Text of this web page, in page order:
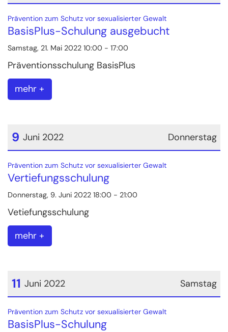
Datum: 21. Mai 2022
Prävention zum Schutz vor sexualisierter Gewalt
BasisPlus-Schulung ausgebucht
Samstag, 21. Mai 2022 10:00 - 17:00
Präventionsschulung BasisPlus
mehr +
Donnerstag
9 Juni 2022
Datum: 9. Juni 2022
Prävention zum Schutz vor sexualisierter Gewalt
Vertiefungsschulung
Donnerstag, 9. Juni 2022 18:00 - 21:00
Vetiefungsschulung
mehr +
Samstag
11 Juni 2022
Datum: 11. Juni 2022
Prävention zum Schutz vor sexualisierter Gewalt
BasisPlus-Schulung